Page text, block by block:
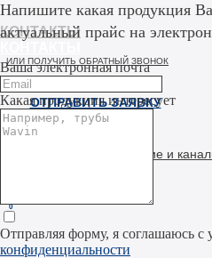
КОНТАКТЫ
ИЛИ ПОЛУЧИТЬ ОБРАТНЫЙ ЗВОНОК
ОТПРАВИТЬ ЗАЯВКУ
Отопление, водоснабжение и
0
Напишите какая продукция
актуальный прайс на
Ваша электронная почта
Какая продукция интересует
Отправляя форму, я соглашаюсь с
конфиденциальности